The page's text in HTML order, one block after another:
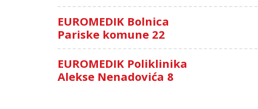
EUROMEDIK Bolnica
Pariske komune 22
EUROMEDIK Poliklinika
Alekse Nenadovića 8